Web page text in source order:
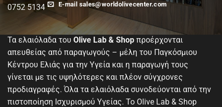
0752 5134 E-mail sales@worldolivecenter.com
Τα ελαιόλαδα του Olive Lab & Shopπροέρχονται
απευθείας από παραγωγούς – μέλη του Παγκόσμιου
Κέντρου Ελιάς για την Υγεία και η παραγωγή τους
γίνεται με τις υψηλότερες και πλέον σύγχρονες
προδιαγραφές. Όλα τα ελαιόλαδα συνοδεύονται από την
πιστοποίηση Ισχυρισμού Υγείας. Το Olive Lab & Shop